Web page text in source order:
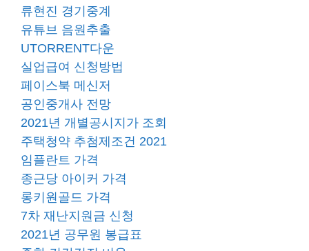
류현진 경기중계
유튜브 음원추출
UTORRENT다운
실업급여 신청방법
페이스북 메신저
공인중개사 전망
2021년 개별공시지가 조회
주택청약 추첨제조건 2021
임플란트 가격
종근당 아이커 가격
롱키원골드 가격
7차 재난지원금 신청
2021년 공무원 봉급표